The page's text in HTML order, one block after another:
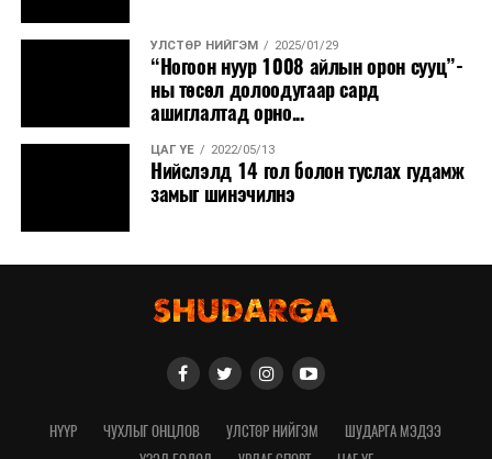
УЛСТӨР НИЙГЭМ 2025/01/29
“Ногоон нуур 1008 айлын орон сууц”-
ны төсөл долоодугаар сард
ашиглалтад орно...
ЦАГ ҮЕ 2022/05/13
Нийслэлд 14 гол болон туслах гудамж
замыг шинэчилнэ
НҮҮР ЧУХЛЫГ ОНЦЛОВ УЛСТӨР НИЙГЭМ
ШУДАРГА МЭДЭЭ